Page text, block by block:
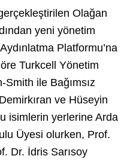
Olağan
yeni yönetim
Platformu’na
Turkcell Yönetim
ile Bağımsız
ve Hüseyin
isimlerin yerlerine Arda
Üyesi olurken, Prof.
Dr. İdris Sarısoy